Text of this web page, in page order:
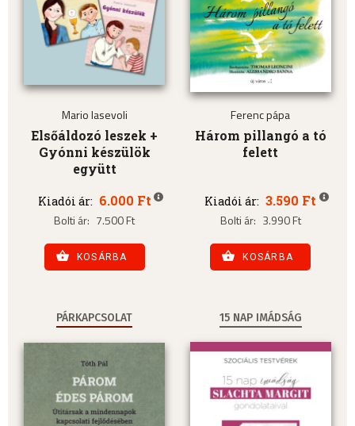
Mario Iasevoli
Elsőáldozó leszek +
Gyónni készülök
együtt
Kiadói ár: 6.000 Ft
Bolti ár: 7.500 Ft
KOSÁRBA
Ferenc pápa
Három pillangó a tó
felett
Kiadói ár: 3.590 Ft
Bolti ár: 3.990 Ft
KOSÁRBA
PÁRKAPCSOLAT 15 NAP IMÁDSÁG